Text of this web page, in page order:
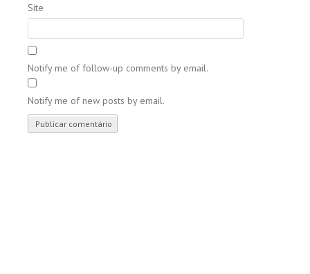
Site
Notify me of follow-up comments by email.
Notify me of new posts by email.